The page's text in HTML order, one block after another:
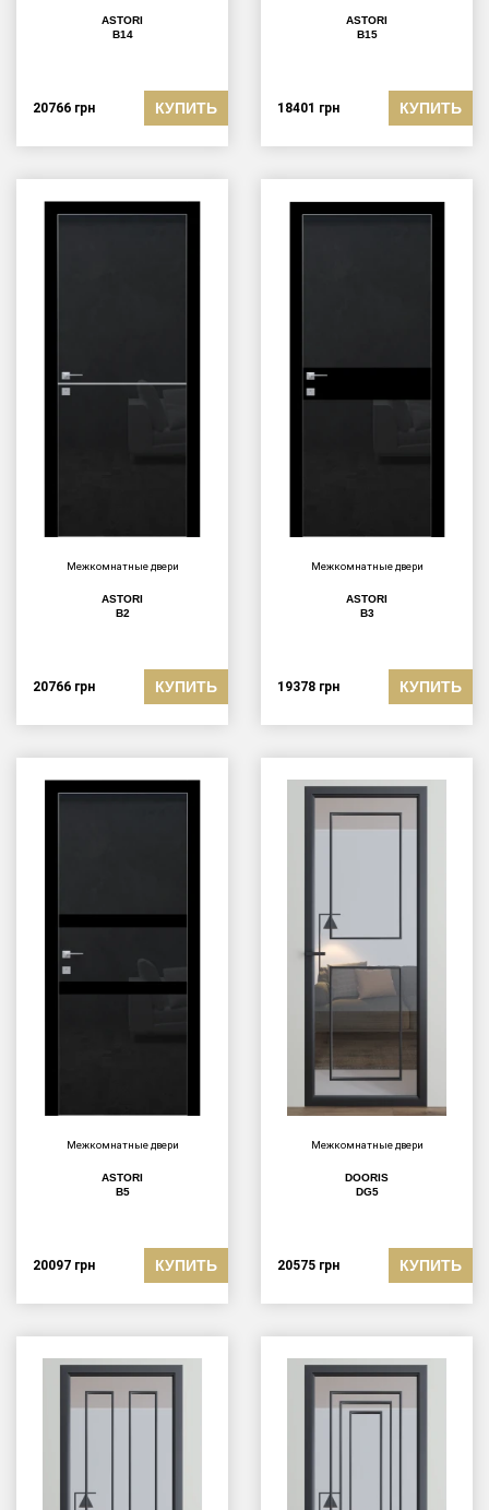
ASTORI
B14
20766 грн КУПИТЬ
ASTORI
B15
18401 грн КУПИТЬ
Межкомнатные двери
ASTORI
B2
20766 грн КУПИТЬ
Межкомнатные двери
ASTORI
B3
19378 грн КУПИТЬ
Межкомнатные двери
ASTORI
B5
20097 грн КУПИТЬ
Межкомнатные двери
DOORIS
DG5
20575 грн КУПИТЬ